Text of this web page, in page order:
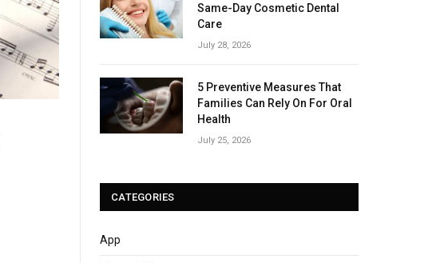
Same-Day Cosmetic Dental
Care
July 28, 2026
5 Preventive Measures That
Families Can Rely On For Oral
Health
July 25, 2026
CATEGORIES
App